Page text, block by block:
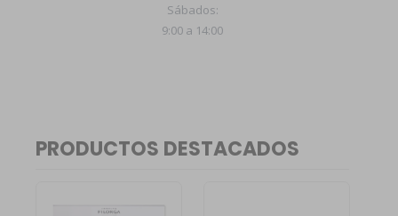
Sábados:
9:00 a 14:00